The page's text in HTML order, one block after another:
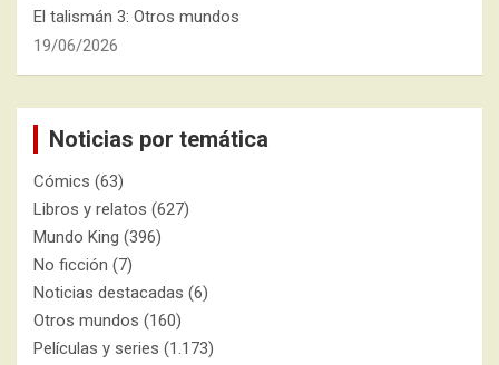
El talismán 3: Otros mundos
19/06/2026
Noticias por temática
Cómics (63)
Libros y relatos (627)
Mundo King (396)
No ficción (7)
Noticias destacadas (6)
Otros mundos (160)
Películas y series (1.173)